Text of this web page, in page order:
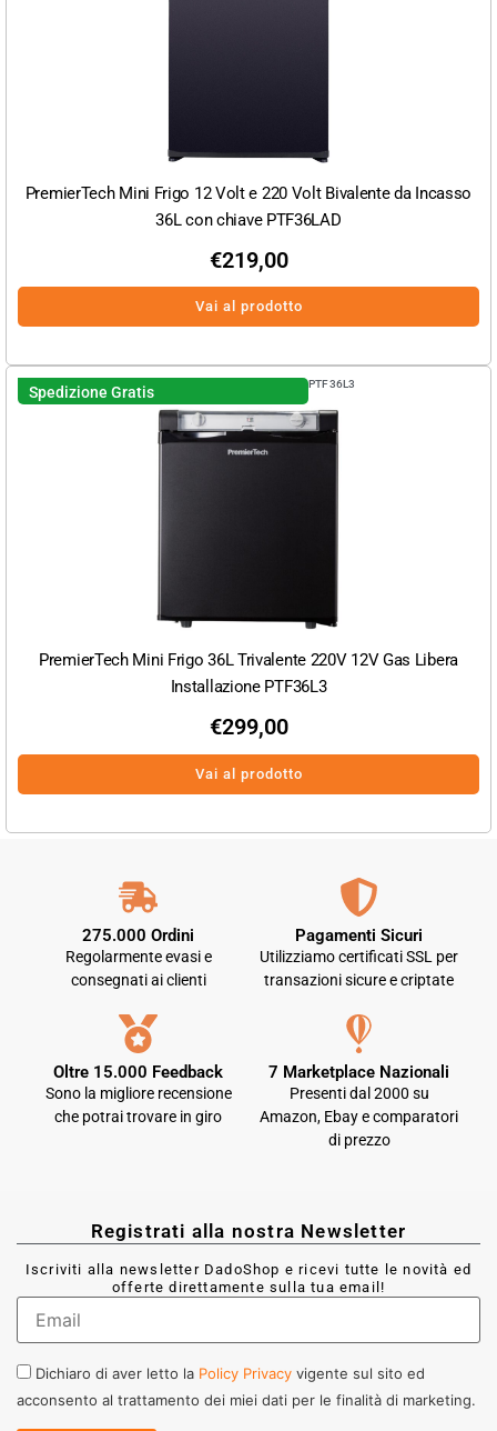
PremierTech Mini Frigo 12 Volt e 220 Volt Bivalente da Incasso
36L con chiave PTF36LAD
€219,00
Vai al prodotto
Spedizione Gratis PTF36L3
PremierTech Mini Frigo 36L Trivalente 220V 12V Gas Libera
Installazione PTF36L3
€299,00
Vai al prodotto
275.000 Ordini
Regolarmente evasi e
consegnati ai clienti
Pagamenti Sicuri
Utilizziamo certificati SSL per
transazioni sicure e criptate
Oltre 15.000 Feedback
Sono la migliore recensione
che potrai trovare in giro
7 Marketplace Nazionali
Presenti dal 2000 su
Amazon, Ebay e comparatori
di prezzo
Registrati alla nostra Newsletter
Iscriviti alla newsletter DadoShop e ricevi tutte le novità ed
offerte direttamente sulla tua email!
Dichiaro di aver letto la Policy Privacy vigente sul sito ed
acconsento al trattamento dei miei dati per le finalità di marketing.